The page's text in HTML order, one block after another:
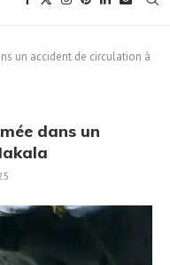
un accident de circulation à
dans un